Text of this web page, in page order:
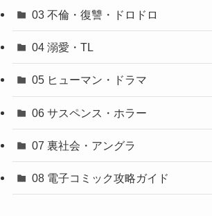
03 不倫・復讐・ドロドロ
04 溺愛・TL
05 ヒューマン・ドラマ
06 サスペンス・ホラー
07 裏社会・アングラ
08 電子コミック攻略ガイド